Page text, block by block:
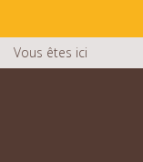
Vous êtes ici